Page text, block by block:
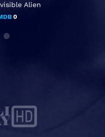
Alien
0